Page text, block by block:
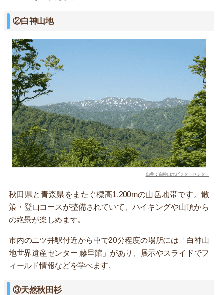
②白神山地
出典：白神山地ビジターセンター
秋田県と青森県をまたぐ標高1,200mの山岳地帯です。散
策・登山コースが整備されていて、ハイキングや山頂から
の絶景が楽しめます。
市内の二ツ井駅付近から車で20分程度の場所には「白神山
地世界遺産センター 藤里館」があり、展示やスライドでフ
ィールド情報などを学べます。
③天然秋田杉